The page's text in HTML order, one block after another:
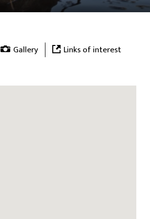
Gallery Links of interest